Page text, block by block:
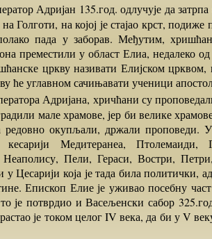
Голготи, на којој је стајао крст,
пада у заборав. Међутим,
преместили у област Елиа, недалеко од
цркву називати Елијском
ће углавном сачињавати ученици
мале храмове, јер би велике
редовно окупљали, држали
кесарији Медитеранеа,
Неаполису, Пели, Гераси, Востри,
у Цесарији која је тада била политички,
Епископ Елие је уживао посебну
је потврдио и Васељенски сабор
је током целог IV века, да би у V